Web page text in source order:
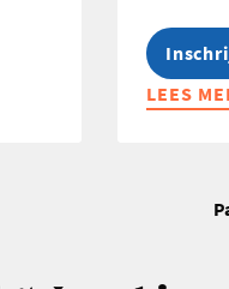
LEES
ABOUT